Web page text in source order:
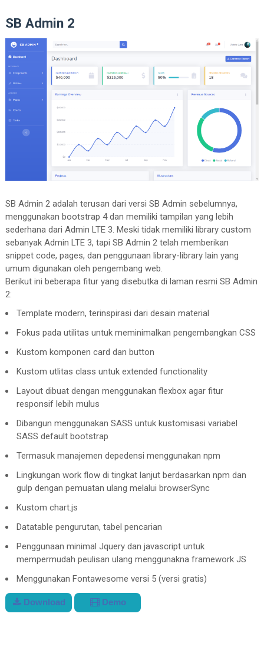
SB Admin 2
SB Admin 2 adalah terusan dari versi SB Admin sebelumnya,
menggunakan bootstrap 4 dan memiliki tampilan yang lebih
sederhana dari Admin LTE 3. Meski tidak memiliki library custom
sebanyak Admin LTE 3, tapi SB Admin 2 telah memberikan
snippet code, pages, dan penggunaan library-library lain yang
umum digunakan oleh pengembang web.
Berikut ini beberapa fitur yang disebutka di laman resmi SB Admin
2:
Template modern, terinspirasi dari desain material
Fokus pada utilitas untuk meminimalkan pengembangkan CSS
Kustom komponen card dan button
Kustom utlitas class untuk extended functionality
Layout dibuat dengan menggunakan flexbox agar fitur
responsif lebih mulus
Dibangun menggunakan SASS untuk kustomisasi variabel
SASS default bootstrap
Termasuk manajemen depedensi menggunakan npm
Lingkungan work flow di tingkat lanjut berdasarkan npm dan
gulp dengan pemuatan ulang melalui browserSync
Kustom chart.js
Datatable pengurutan, tabel pencarian
Penggunaan minimal Jquery dan javascript untuk
mempermudah peulisan ulang menggunakna framework JS
Menggunakan Fontawesome versi 5 (versi gratis)
Download Demo